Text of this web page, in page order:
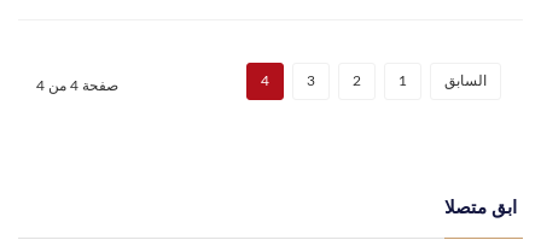
السابق 1
2
3
4 صفحة 4 من 4
ابق متصلا